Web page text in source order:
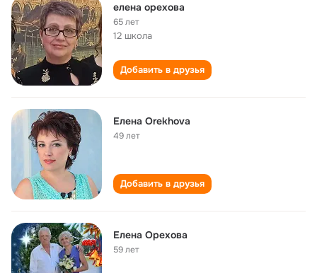
елена орехова
65 лет
12 школа
Добавить в друзья
Елена Orekhova
49 лет
Добавить в друзья
Елена Орехова
59 лет